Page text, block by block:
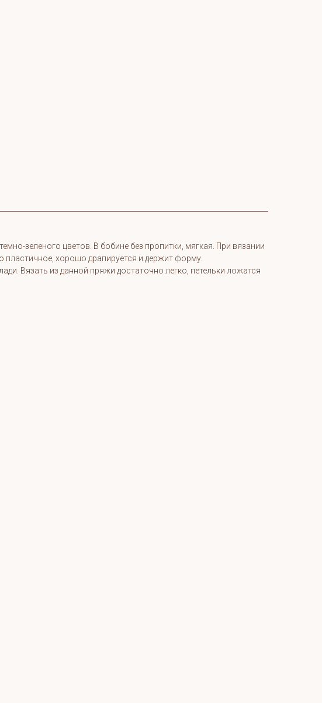
зеленого цветов. В бобине без пропитки, мягкая. При вязании
пластичное, хорошо драпируется и держит форму.
Вязать из данной пряжи достаточно легко, петельки ложатся